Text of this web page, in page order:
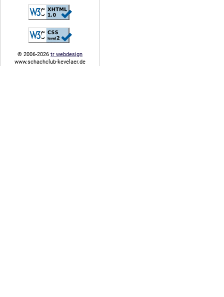
© 2006-2026 tr webdesign
www.schachclub-kevelaer.de